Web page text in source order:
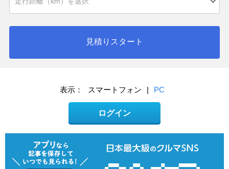
見積りスタート
表示： スマートフォン | PC
ログイン